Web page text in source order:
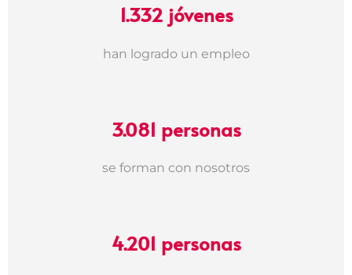
1.332 jóvenes
han logrado un empleo
3.081 personas
se forman con nosotros
4.201 personas